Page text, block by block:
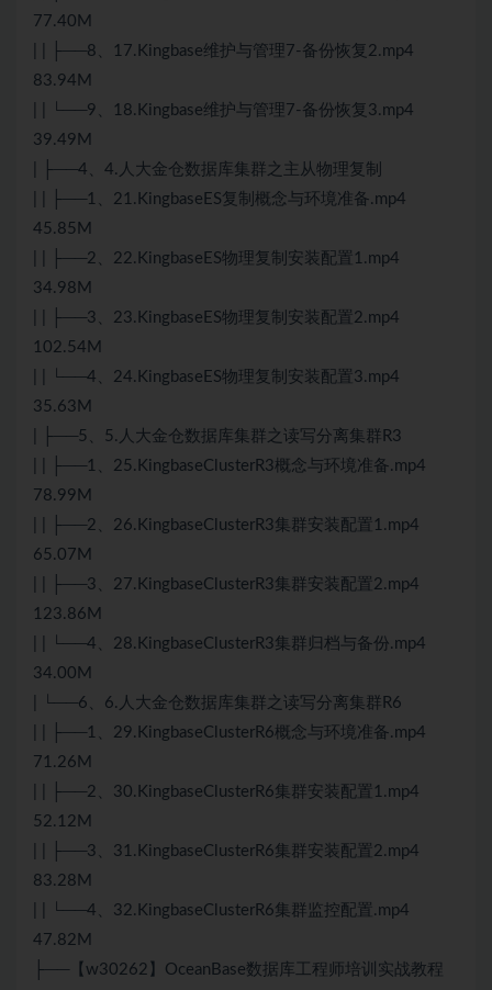
77.40M
| | ├──8、17.Kingbase维护与管理7-备份恢复2.mp4
83.94M
| | └──9、18.Kingbase维护与管理7-备份恢复3.mp4
39.49M
| ├──4、4.人大金仓数据库集群之主从物理复制
| | ├──1、21.KingbaseES复制概念与环境准备.mp4
45.85M
| | ├──2、22.KingbaseES物理复制安装配置1.mp4
34.98M
| | ├──3、23.KingbaseES物理复制安装配置2.mp4
102.54M
| | └──4、24.KingbaseES物理复制安装配置3.mp4
35.63M
| ├──5、5.人大金仓数据库集群之读写分离集群R3
| | ├──1、25.KingbaseClusterR3概念与环境准备.mp4
78.99M
| | ├──2、26.KingbaseClusterR3集群安装配置1.mp4
65.07M
| | ├──3、27.KingbaseClusterR3集群安装配置2.mp4
123.86M
| | └──4、28.KingbaseClusterR3集群归档与备份.mp4
34.00M
| └──6、6.人大金仓数据库集群之读写分离集群R6
| | ├──1、29.KingbaseClusterR6概念与环境准备.mp4
71.26M
| | ├──2、30.KingbaseClusterR6集群安装配置1.mp4
52.12M
| | ├──3、31.KingbaseClusterR6集群安装配置2.mp4
83.28M
| | └──4、32.KingbaseClusterR6集群监控配置.mp4
47.82M
├──【w30262】OceanBase数据库工程师培训实战教程